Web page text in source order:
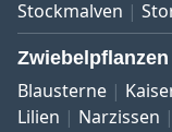
Stockmalven
Zwiebelpflanzen
Blausterne
Lilien
Narzissen